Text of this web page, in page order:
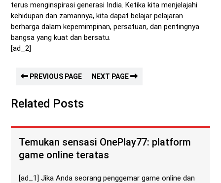
terus menginspirasi generasi India. Ketika kita menjelajahi
kehidupan dan zamannya, kita dapat belajar pelajaran
berharga dalam kepemimpinan, persatuan, dan pentingnya
bangsa yang kuat dan bersatu.
[ad_2]
PREVIOUS PAGE NEXT PAGE
Related Posts
Temukan sensasi OnePlay77: platform
game online teratas
[ad_1] Jika Anda seorang penggemar game online dan